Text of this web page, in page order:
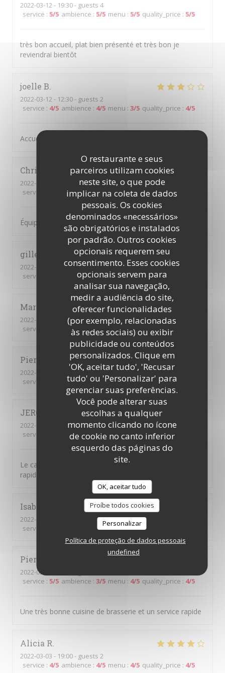
O restaurante e seus
parceiros utilizam cookies
neste site, o que pode
implicar na coleta de dados
pessoais. Os cookies
denominados «necessários»
são obrigatórios e instalados
por padrão. Outros cookies
opcionais requerem seu
consentimento. Esses cookies
opcionais servem para
analisar sua navegação,
medir a audiência do site,
oferecer funcionalidades
(por exemplo, relacionadas
às redes sociais) ou exibir
publicidade ou conteúdos
personalizados. Clique em
'OK, aceitar tudo', 'Recusar
tudo' ou 'Personalizar' para
gerenciar suas preferências.
Você pode alterar suas
escolhas a qualquer
momento clicando no ícone
de cookie no canto inferior
esquerdo das páginas do
site.
OK, aceitar tudo
Proíbe todos cookies
Personalizar
Política de proteção de dados pessoais
undefined
2022-03-12 - 19:30 - guests 4
service : 5/5 ambience : 5/5 menu : 5/5 quality_price : 5/5
très bon accueil, plat bien présenté et très bon je
reviendrai bientôt
joelle B
2022-03-12 - 12:30 - guests 2
service : 4/5 ambience : 4/5 menu : 3/5 quality_price : 4/5
Accueil sympathique. Cuisine moyenne
Christelle
2022-03-12
- 13:45 - guests 7
service
ambience: 5/5 menu:5/5 quality_price
Équipe sympathique et souriante
gilles
2022-03-11
- 12:00 - guests 2
service
ambience:4/5 menu:4/5 quality_price
Marie Anne B
2022-03-09
- 12:15 - guests 2
service
ambience: 5/5 menu:5/5 quality_price
Pierre
2022-03-09
- 12:00 - guests 4
service
ambience:5 /5 menu:5/5 quality_price
JEROME
2022-03-06
- 12:00 - guests 3
service
ambience:5/5 menu: 4/5 quality_price
Le cadre, la gentillesse des serveurs et serveuses et la
rapidité
Isabelle
2022-03-06
- 12:15 - guests 2
service
4/5 menu:4/5 quality_price
Pierre
2022-03-05
service : 5/5 ambience : 3/5 menu : 4/5 quality_price : 4/5
Une très bonne cuisine de brasserie et un service rapide
Alicia R
2022-03-03 - 19:00 - guests 2
service : 4/5 ambience : 4/5 menu : 4/5 quality_price : 4/5